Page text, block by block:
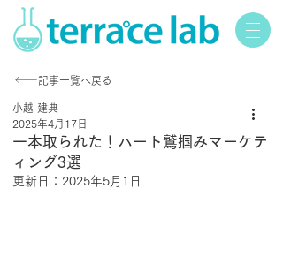
記事一覧へ戻る
一本取られた！ハート鷲掴みマーケテ
ィング3選
小越 建典
2025年4月17日
更新日： 2025年5月1日